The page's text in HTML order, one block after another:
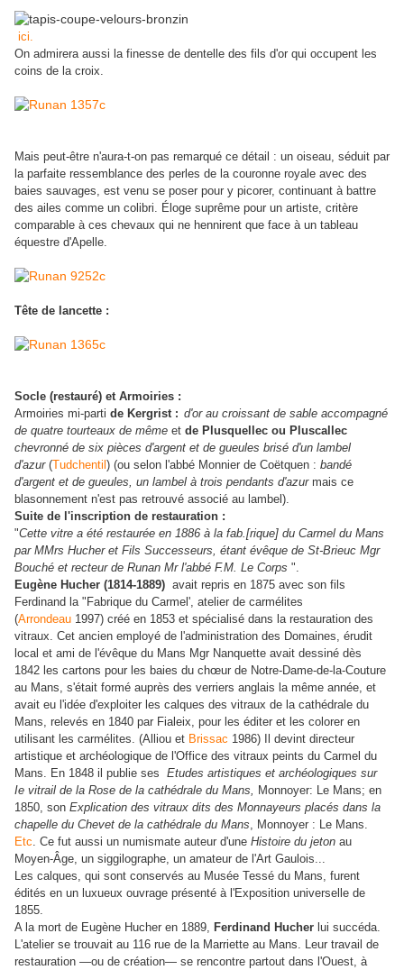
ici.
On admirera aussi la finesse de dentelle des fils d'or qui occupent les
coins de la croix.
Mais peut-être n'aura-t-on pas remarqué ce détail : un oiseau, séduit par
la parfaite ressemblance des perles de la couronne royale avec des
baies sauvages, est venu se poser pour y picorer, continuant à battre
des ailes comme un colibri. Éloge suprême pour un artiste, critère
comparable à ces chevaux qui ne hennirent que face à un tableau
équestre d'Apelle.
Tête de lancette :
Socle (restauré) et Armoiries :
Armoiries mi-parti de Kergrist : d'or au croissant de sable accompagné
de quatre tourteaux de même et de Plusquellec ou Pluscallec
chevronné de six pièces d'argent et de gueules brisé d'un lambel
d'azur(Tudchentil ) (ou selon l'abbé Monnier de Coëtquen : bandé
d'argent et de gueules, un lambel à trois pendants d'azurmais ce
blasonnement n'est pas retrouvé associé au lambel).
Suite de l'inscription de restauration :
"Cette vitre a été restaurée en 1886 à la fab.[rique] du Carmel du Mans
par MMrs Hucher et Fils Successeurs, étant évêque de St-Brieuc Mgr
Bouché et recteur de Runan Mr l'abbé F.M. Le Corps ".
Eugène Hucher (1814-1889) avait repris en 1875 avec son fils
Ferdinand la "Fabrique du Carmel', atelier de carmélites
(Arrondeau 1997) créé en 1853 et spécialisé dans la restauration des
vitraux. Cet ancien employé de l'administration des Domaines, érudit
local et ami de l'évêque du Mans Mgr Nanquette avait dessiné dès
1842 les cartons pour les baies du chœur de Notre-Dame-de-la-Couture
au Mans, s'était formé auprès des verriers anglais la même année, et
avait eu l'idée d'exploiter les calques des vitraux de la cathédrale du
Mans, relevés en 1840 par Fialeix, pour les éditer et les colorer en
utilisant les carmélites. (Alliou et Brissac 1986) Il devint directeur
artistique et archéologique de l'Office des vitraux peints du Carmel du
Mans. En 1848 il publie ses Etudes artistiques et archéologiques sur
Ie vitrail de la Rose de la cathédrale du Mans, Monnoyer: Le Mans; en
1850, son Explication des vitraux dits des Monnayeurs placés dans la
chapelle du Chevet de la cathédrale du Mans, Monnoyer : Le Mans.
Etc. Ce fut aussi un numismate auteur d'une Histoire du jeton au
Moyen-Âge, un siggilographe, un amateur de l'Art Gaulois...
Les calques, qui sont conservés au Musée Tessé du Mans, furent
édités en un luxueux ouvrage présenté à l'Exposition universelle de
1855.
A la mort de Eugène Hucher en 1889, Ferdinand Hucher lui succéda.
L'atelier se trouvait au 116 rue de la Marriette au Mans. Leur travail de
restauration —ou de création— se rencontre partout dans l'Ouest, à